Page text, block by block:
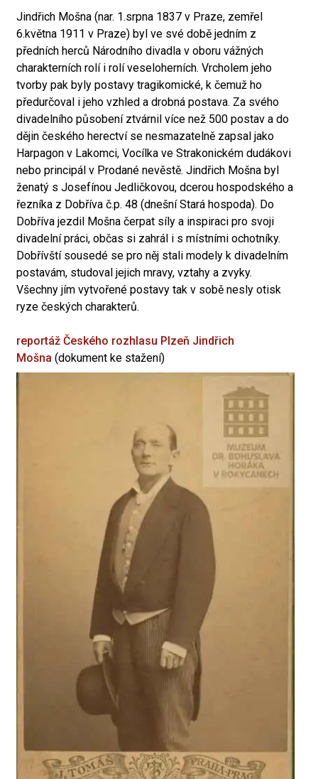
Jindřich Mošna (nar. 1.srpna 1837 v Praze, zemřel
6.května 1911 v Praze) byl ve své době jedním z
předních herců Národního divadla v oboru vážných
charakterních rolí i rolí veseloherních. Vrcholem jeho
tvorby pak byly postavy tragikomické, k čemuž ho
předurčoval i jeho vzhled a drobná postava. Za svého
divadelního působení ztvárnil více než 500 postav a do
dějin českého herectví se nesmazatelně zapsal jako
Harpagon v Lakomci, Vocílka ve Strakonickém dudákovi
nebo principál v Prodané nevěstě. Jindřich Mošna byl
ženatý s Josefínou Jedličkovou, dcerou hospodského a
řezníka z Dobříva č.p. 48 (dnešní Stará hospoda). Do
Dobříva jezdil Mošna čerpat síly a inspiraci pro svoji
divadelní práci, občas si zahrál i s místními ochotníky.
Dobřívští sousedé se pro něj stali modely k divadelním
postavám, studoval jejich mravy, vztahy a zvyky.
Všechny jím vytvořené postavy tak v sobě nesly otisk
ryze českých charakterů.
reportáž Českého rozhlasu Plzeň Jindřich
Mošna (dokument ke stažení)